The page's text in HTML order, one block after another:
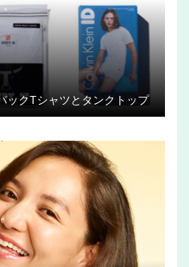
ックTシャツとタンクトップ